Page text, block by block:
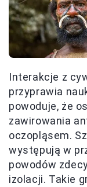
Interakcje z
przyprawia
powoduje, że
zawirowania
oczopląsem.
występują w
powodów
izolacji. Takie